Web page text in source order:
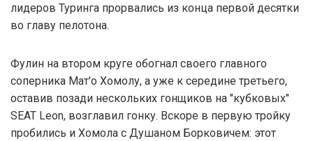
лидеров Туринга прорвались из конца первой десятки
во главу пелотона.
Фулин на втором круге обогнал своего главного
соперника Мат'о Хомолу, а уже к середине третьего,
оставив позади нескольких гонщиков на "кубковых"
SEAT Leon, возглавил гонку. Вскоре в первую тройку
пробились и Хомола с Душаном Борковичем: этот